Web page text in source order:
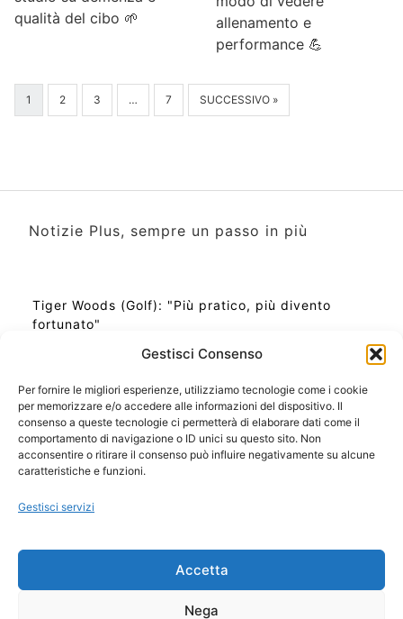
Gestisci Consenso
Per fornire le migliori esperienze, utilizziamo tecnologie come i cookie
per memorizzare e/o accedere alle informazioni del dispositivo. Il
consenso a queste tecnologie ci permetterà di elaborare dati come il
comportamento di navigazione o ID unici su questo sito. Non
acconsentire o ritirare il consenso può influire negativamente su alcune
caratteristiche e funzioni.
Gestisci servizi
Accetta
Nega
qualità del cibo 🌱
allenamento e
performance 💪
1 2 3 … 7 SUCCESSIVO »
Notizie Plus, sempre un passo in più
Tiger Woods (Golf): "Più pratico, più divento
fortunato"
Ora Esatta in Italia in questo momento
Ti Senti Strano Ultimamente? Potrebbe Essere per
la Risonanza di Schumann
Come Sapere Se Stai Ascendendo alla Quinta
Copyright 2026 NotiziePlus.com